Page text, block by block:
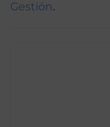
Gestión.